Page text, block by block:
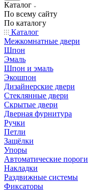
Каталог
По всему сайту
По каталогу
Каталог
Межкомнатные двери
Шпон
Эмаль
Шпон и эмаль
Экошпон
Дизайнерские двери
Стеклянные двери
Скрытые двери
Дверная фурнитура
Ручки
Петли
Защёлки
Упоры
Автоматические пороги
Накладки
Раздвижные системы
Фиксаторы